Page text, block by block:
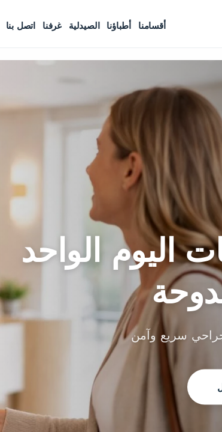
أقسامنا أطباؤنا الصيدلية غرفنا اتصل بنا
اليوم الواحد
جراحي سريع وآمن